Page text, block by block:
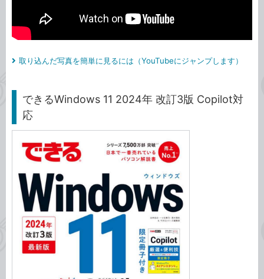
取り込んだ写真を簡単に見るには（YouTubeにジャンプします）
できるWindows 11 2024年 改訂3版 Copilot対
応